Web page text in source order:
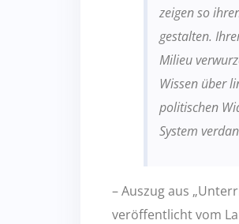
zeigen so
gestalten.
Milieu
Wissen über
politischen
System
– Auszug aus
veröffentlicht vom